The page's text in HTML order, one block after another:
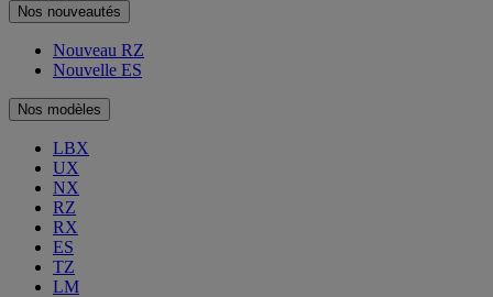
Nos nouveautés
Nouveau RZ
Nouvelle ES
Nos modèles
LBX
UX
NX
RZ
RX
ES
TZ
LM